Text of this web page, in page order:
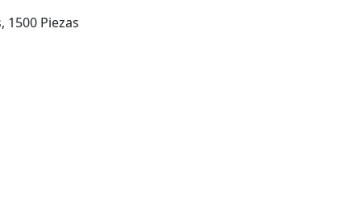
1500 Piezas